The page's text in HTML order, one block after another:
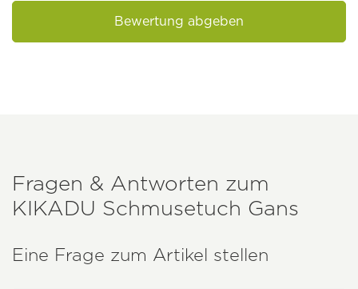
Bewertung abgeben
Fragen & Antworten zum
KIKADU Schmusetuch Gans
Eine Frage zum Artikel stellen